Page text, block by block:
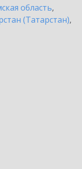
область,
(Татарстан),